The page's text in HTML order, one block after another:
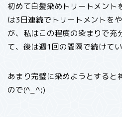
初めて白髪染めトリートメント
は3日連続でトリートメントを
が、私はこの程度の染まりで充
て、後は週1回の間隔で続けて
あまり完璧に染めようとすると
ので(^_^;)